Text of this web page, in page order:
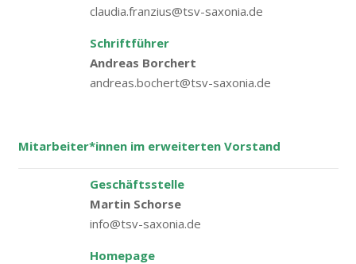
claudia.franzius@tsv-saxonia.de
Schriftführer
Andreas Borchert
andreas.bochert@tsv-saxonia.de
Mitarbeiter*innen im erweiterten Vorstand
Geschäftsstelle
Martin Schorse
info@tsv-saxonia.de
Homepage